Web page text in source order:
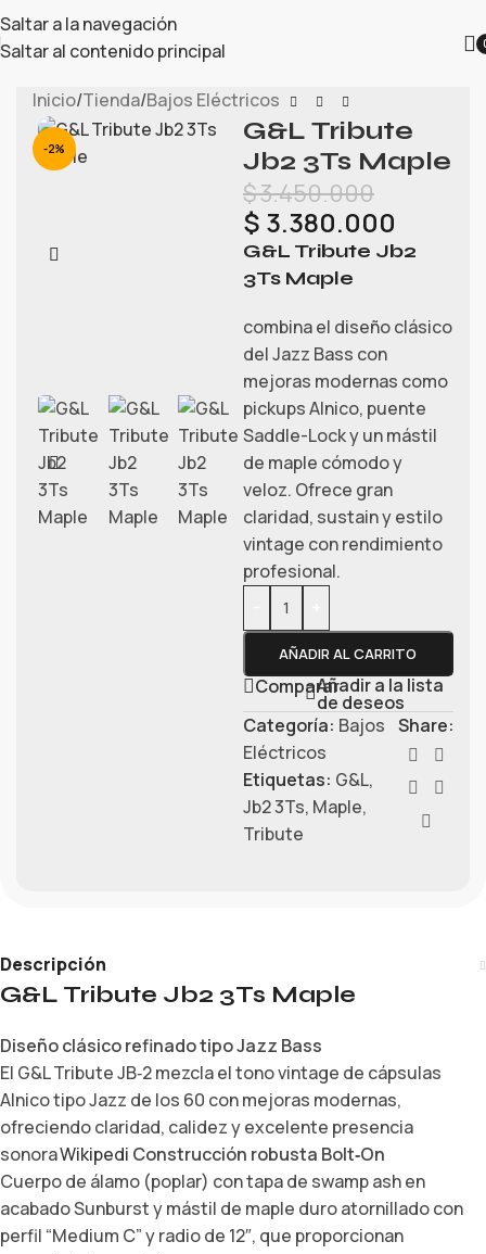
Saltar a la navegación
Saltar al contenido principal
Inicio/Tienda/Bajos Eléctricos
-2%
G&L Tribute
Jb2 3Ts Maple
$3.450.000
$ 3.380.000
G&L Tribute Jb2
3Ts Maple
combina el diseño clásico
del Jazz Bass con
mejoras modernas como
pickups Alnico, puente
Saddle-Lock y un mástil
de maple cómodo y
veloz. Ofrece gran
claridad, sustain y estilo
vintage con rendimiento
profesional.
AÑADIR AL CARRITO
CompararAñadir a la lista
de deseos
Categoría: Bajos
Eléctricos
Etiquetas: G&L,
Jb2 3Ts, Maple,
Tribute
Share:
Descripción
G&L Tribute Jb2 3Ts Maple
Diseño clásico refinado tipo Jazz Bass
El G&L Tribute JB‑2 mezcla el tono vintage de cápsulas
Alnico tipo Jazz de los 60 con mejoras modernas,
ofreciendo claridad, calidez y excelente presencia
sonoraWikipedi Construcción robusta Bolt‑On
Cuerpo de álamo (poplar) con tapa de swamp ash en
acabado Sunburst y mástil de maple duro atornillado con
perfil “Medium C” y radio de 12″, que proporcionan